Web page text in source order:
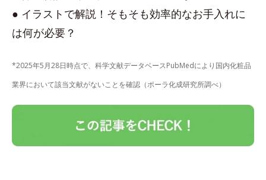
● イラストで解説！そもそも効率的なお手入れに
は何が必要？
*2025年5月28日時点で、科学文献データベースPubMedにより国内化粧品
業界において該当文献がないことを確認（ポーラ化成研究所調べ）